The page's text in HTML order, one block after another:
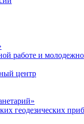
работе и
центр
геодезических